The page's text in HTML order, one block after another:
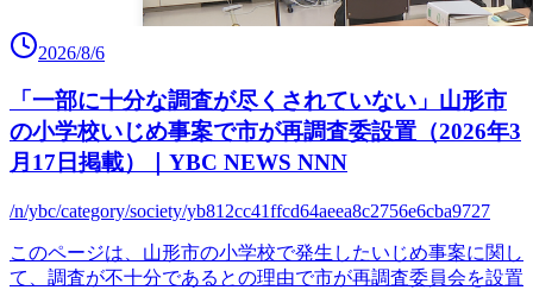
2026/8/6
「一部に十分な調査が尽くされていない」山形市
の小学校いじめ事案で市が再調査委設置（2026年3
月17日掲載）｜YBC NEWS NNN
/n/ybc/category/society/yb812cc41ffcd64aeea8c2756e6cba9727
このページは、山形市の小学校で発生したいじめ事案に関し
て、調査が不十分であるとの理由で市が再調査委員会を設置